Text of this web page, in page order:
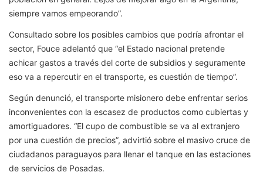
siempre vamos empeorando”.
Consultado sobre los posibles cambios que podría afrontar el
sector, Fouce adelantó que “el Estado nacional pretende
achicar gastos a través del corte de subsidios y seguramente
eso va a repercutir en el transporte, es cuestión de tiempo”.
Según denunció, el transporte misionero debe enfrentar serios
inconvenientes con la escasez de productos como cubiertas y
amortiguadores. “El cupo de combustible se va al extranjero
por una cuestión de precios”, advirtió sobre el masivo cruce de
ciudadanos paraguayos para llenar el tanque en las estaciones
de servicios de Posadas.